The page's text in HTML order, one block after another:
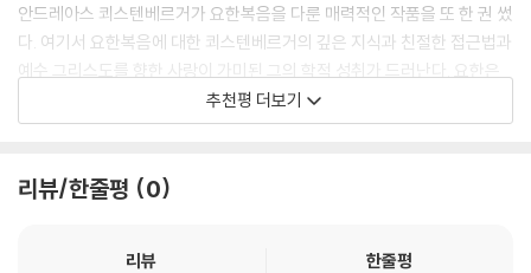
안드레아스 쾨스텐베르거가 요한복음을 다룬 매력적인 작품을 또 한 권 썼
다. 여기서 요한복음에 대한 쾨스텐베르거의 깊은 지식과 친절한 접근법과
예수 그리스도를 향한 사랑이 가미된 그의 학적 성취가 드러난다. 요한은
예수 그리스도를 구세주로 묘사했다. 쾨스텐베르거에 따르면 예수의 일곱
가지 표적에 대한 사도 요한의 해석은 하나님의 말씀을 더욱 깊이 이해하
- 에크하르트 슈나벨 (고든콘웰 신학교 신약학 메리 프렌치 록펠러 석좌 교수)
요한복음을 두고 아이가 헤엄쳐 들어갈 수 있을 만큼 얕으면서도 코끼리가
추천평 더보기
리뷰/한줄평 0
리뷰
한줄평